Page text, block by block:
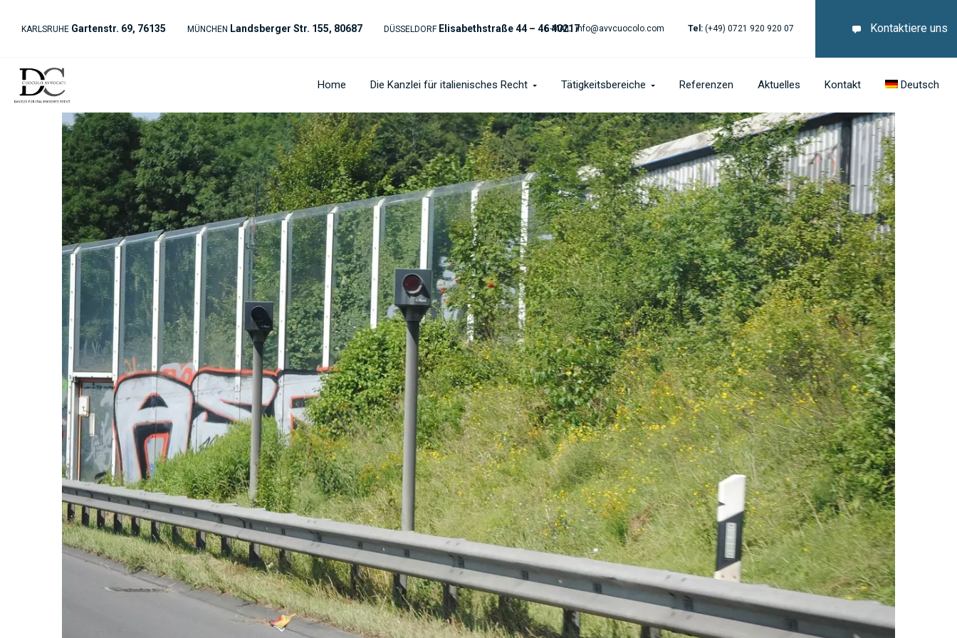
KARLSRUHE Gartenstr. 69, 76135 MÜNCHEN Landsberger Str. 155, 80687 DÜSSELDORF Elisabethstraße 44 – 46 40217
E-MAIL:info@avvcuocolo.com Tel: (+49) 0721 920 920 07 Kontaktiere uns
Home Die Kanzlei für italienisches Recht Tätigkeitsbereiche Referenzen Aktuelles Kontakt Deutsch